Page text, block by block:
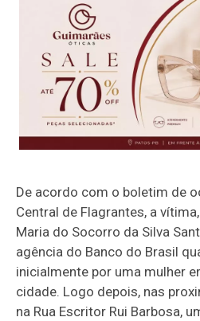
De acordo com o boletim de
Central de Flagrantes, a
Maria do Socorro da Silva
agência do Banco do Brasil
inicialmente por uma mulher
cidade. Logo depois, nas
na Rua Escritor Rui Barbosa,